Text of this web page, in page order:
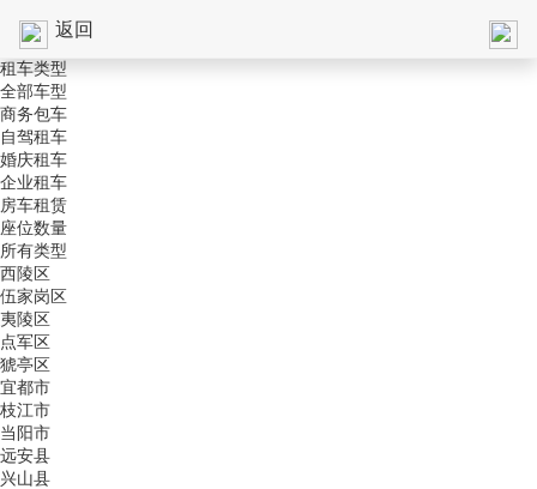
返回
租车类型
全部车型
商务包车
自驾租车
婚庆租车
企业租车
房车租赁
座位数量
所有类型
西陵区
伍家岗区
夷陵区
点军区
猇亭区
宜都市
枝江市
当阳市
远安县
兴山县